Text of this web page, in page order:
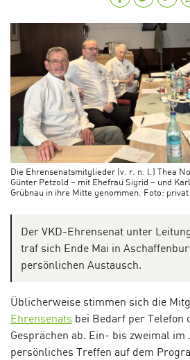
Die Ehrensenatsmitglieder (v. r. n. l.) Thea
Günter Petzold – mit Ehefrau Sigrid – und
Grübnau in ihre Mitte genommen. Foto: privat
Der VKD-Ehrensenat unter
traf sich Ende Mai in
persönlichen Austausch.
Üblicherweise stimmen sich die
Ehrensenats bei Bedarf per Telefon
Gesprächen ab. Ein- bis zweimal im
persönliches Treffen auf dem